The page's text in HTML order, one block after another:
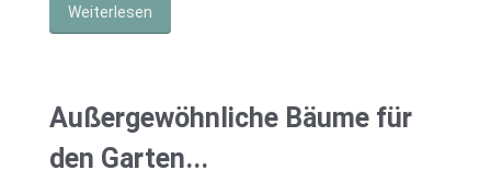
Weiterlesen
Außergewöhnliche Bäume für
den Garten...